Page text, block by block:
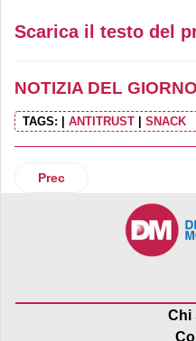
Scarica il testo del
NOTIZIA DEL GIORNO
TAGS: ANTITRUST SNACK
Articolo precedente:
Prec
Chi